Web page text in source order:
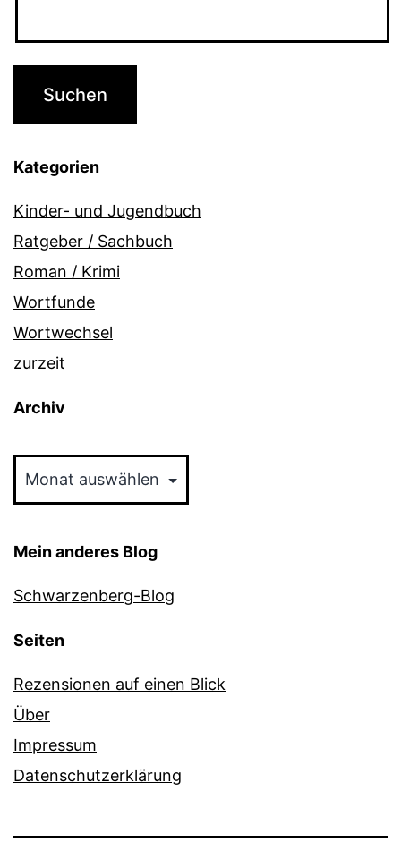
Kategorien
Kinder- und Jugendbuch
Ratgeber / Sachbuch
Roman / Krimi
Wortfunde
Wortwechsel
zurzeit
Archiv
Mein anderes Blog
Schwarzenberg-Blog
Seiten
Rezensionen auf einen Blick
Über
Impressum
Datenschutzerklärung